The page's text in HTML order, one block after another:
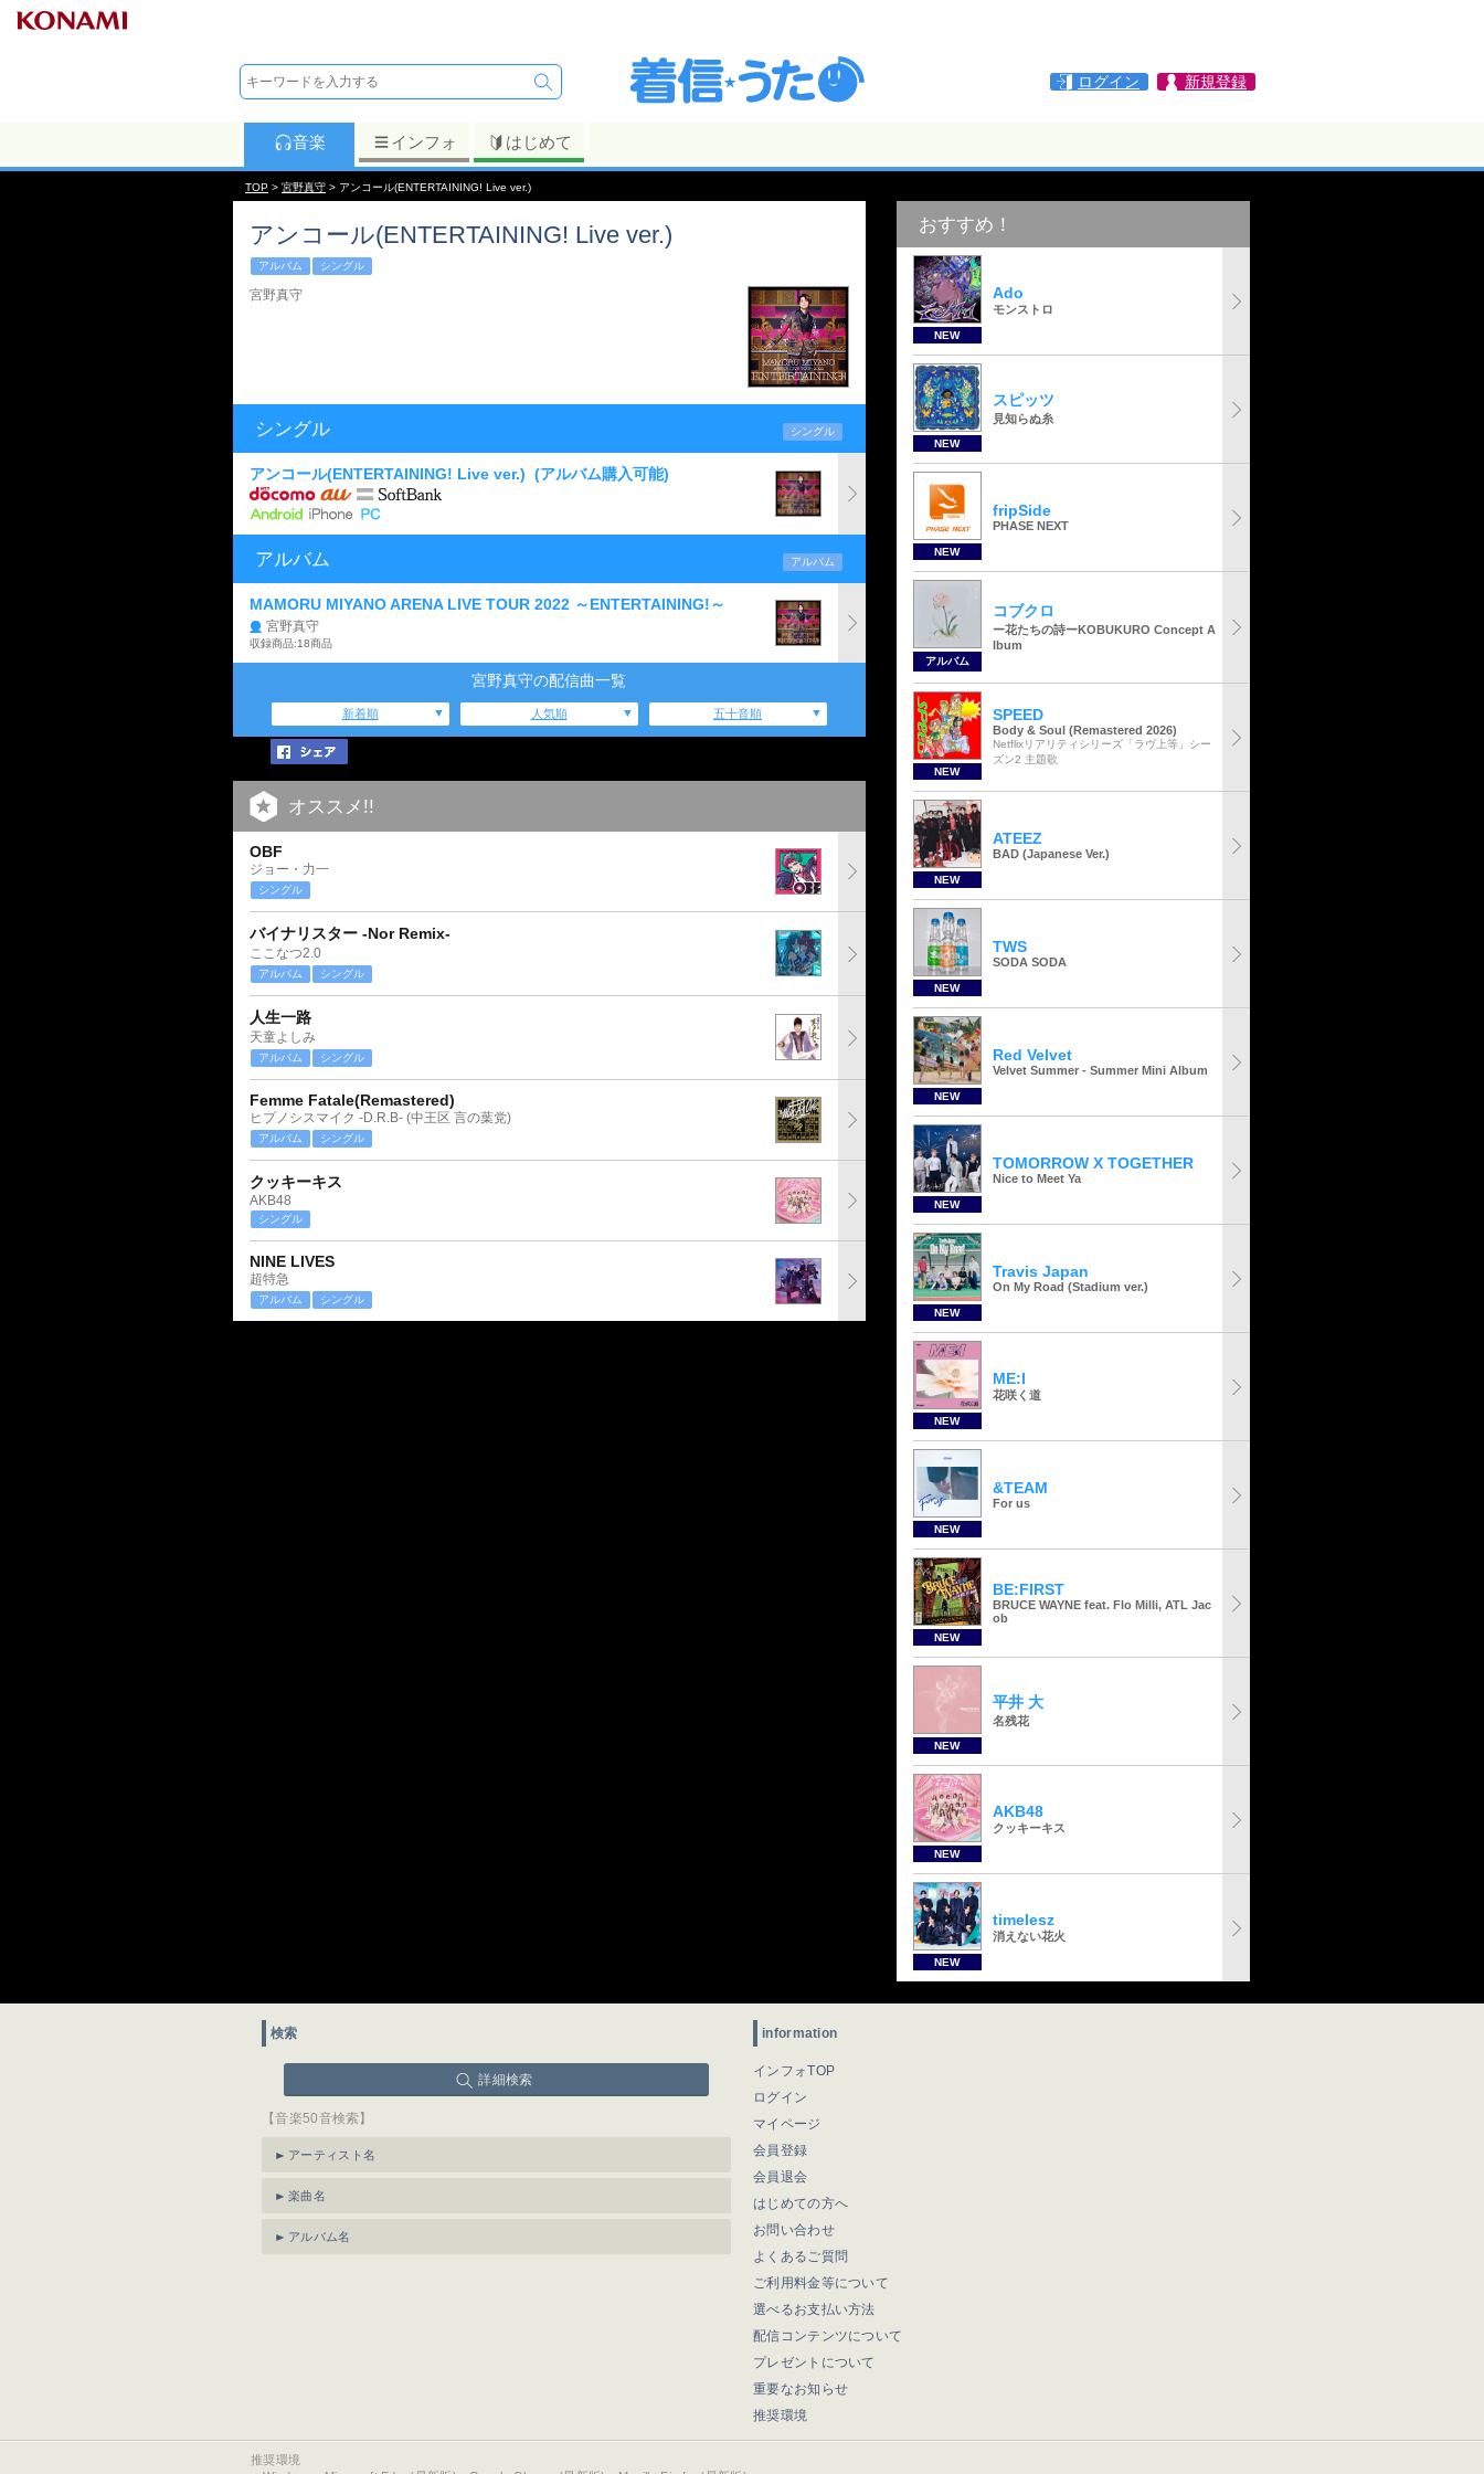
ログイン 新規登録
音楽 インフォ はじめて
TOP > 宮野真守 > アンコール(ENTERTAINING! Live ver.)
アンコール(ENTERTAINING! Live ver.)
アルバム シングル
宮野真守
シングル シングル
アンコール(ENTERTAINING! Live ver.) (アルバム購入可能)
アルバム アルバム
MAMORU MIYANO ARENA LIVE TOUR 2022 ～ENTERTAINING!～
宮野真守
収録商品:18商品
宮野真守の配信曲一覧
新着順 人気順 五十音順
オススメ!!
OBF
ジョー・力一
シングル
バイナリスター -Nor Remix-
ここなつ2.0
アルバム シングル
人生一路
天童よしみ
アルバム シングル
Femme Fatale(Remastered)
ヒプノシスマイク -D.R.B- (中王区 言の葉党)
アルバム シングル
クッキーキス
AKB48
シングル
NINE LIVES
超特急
アルバム シングル
おすすめ！
NEW
Ado
モンストロ
NEW
スピッツ
見知らぬ糸
NEW
fripSide
PHASE NEXT
アルバム
コブクロ
ー花たちの詩ーKOBUKURO Concept A
lbum
NEW
SPEED
Body & Soul (Remastered 2026)
Netflixリアリティシリーズ「ラヴ上等」シー
ズン2 主題歌
NEW
ATEEZ
BAD (Japanese Ver.)
NEW
TWS
SODA SODA
NEW
Red Velvet
Velvet Summer - Summer Mini Album
NEW
TOMORROW X TOGETHER
Nice to Meet Ya
NEW
Travis Japan
On My Road (Stadium ver.)
NEW
ME:I
花咲く道
NEW
&TEAM
For us
NEW
BE:FIRST
BRUCE WAYNE feat. Flo Milli, ATL Jac
ob
NEW
平井 大
名残花
NEW
AKB48
クッキーキス
NEW
timelesz
消えない花火
検索
詳細検索
【音楽50音検索】
アーティスト名
楽曲名
アルバム名
information
インフォTOP
ログイン
マイページ
会員登録
会員退会
はじめての方へ
お問い合わせ
よくあるご質問
ご利用料金等について
選べるお支払い方法
配信コンテンツについて
プレゼントについて
重要なお知らせ
推奨環境
推奨環境